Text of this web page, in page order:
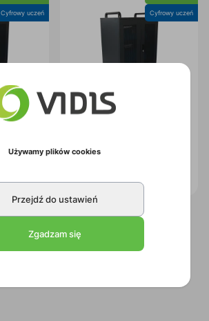
Cyfrowy uczeń Cyfrowy uczeń
laptopów Avtek Charging
1
Używamy plików cookies
Przejdź do ustawień
Zgadzam się